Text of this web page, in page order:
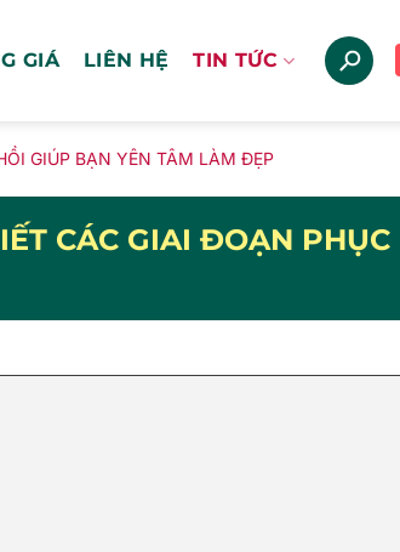
GIÁ LIÊN HỆ TIN TỨC
GIÚP BẠN YÊN TÂM LÀM ĐẸP
CÁC GIAI ĐOẠN PHỤC